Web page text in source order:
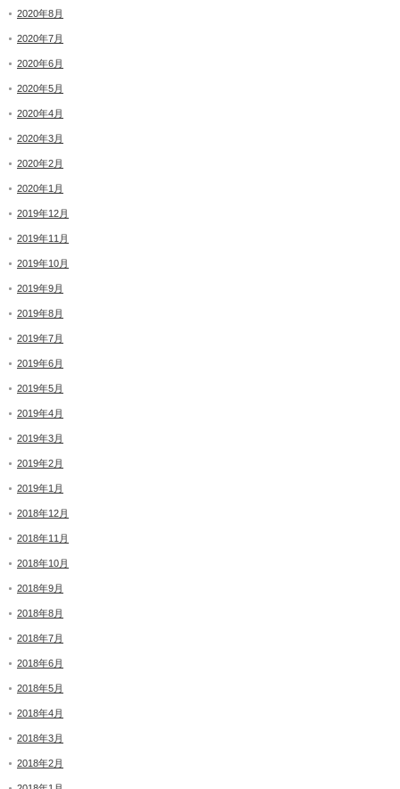
2020年8月
2020年7月
2020年6月
2020年5月
2020年4月
2020年3月
2020年2月
2020年1月
2019年12月
2019年11月
2019年10月
2019年9月
2019年8月
2019年7月
2019年6月
2019年5月
2019年4月
2019年3月
2019年2月
2019年1月
2018年12月
2018年11月
2018年10月
2018年9月
2018年8月
2018年7月
2018年6月
2018年5月
2018年4月
2018年3月
2018年2月